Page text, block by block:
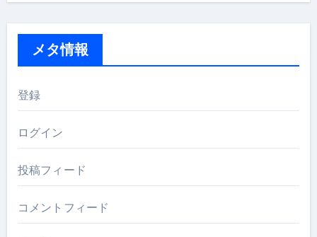
メタ情報
登録
ログイン
投稿フィード
コメントフィード